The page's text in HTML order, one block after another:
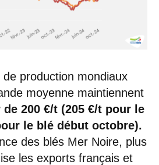
production mondiaux
moyenne maintiennent
200 €/t (205 €/t pour le
le blé début octobre).
des blés Mer Noire, plus
les exports français et